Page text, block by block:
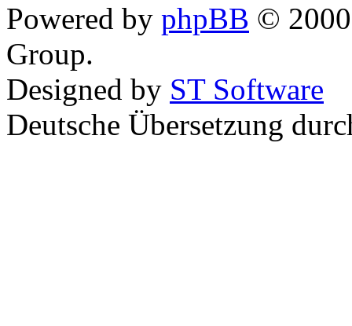
Powered by phpBB ©
Group.
Designed by ST Software
Deutsche Übersetzung